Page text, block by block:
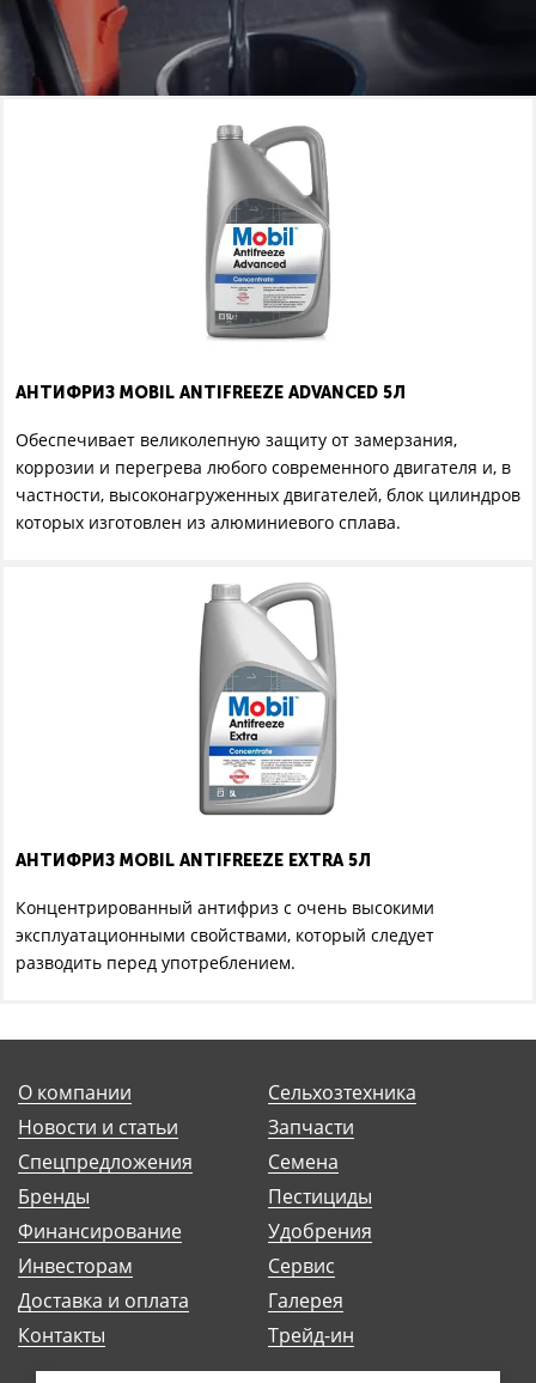
АНТИФРИЗ MOBIL ANTIFREEZE ADVANCED 5Л
Обеспечивает великолепную защиту от замерзания,
коррозии и перегрева любого современного двигателя и, в
частности, высоконагруженных двигателей, блок цилиндров
которых изготовлен из алюминиевого сплава.
АНТИФРИЗ MOBIL ANTIFREEZE EXTRA 5Л
Концентрированный антифриз с очень высокими
эксплуатационными свойствами, который следует
разводить перед употреблением.
О компании
Новости и статьи
Спецпредложения
Бренды
Финансирование
Инвесторам
Доставка и оплата
Контакты
Сельхозтехника
Запчасти
Семена
Пестициды
Удобрения
Сервис
Галерея
Трейд-ин